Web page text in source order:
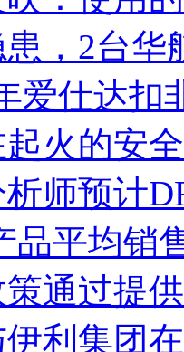
，2台华
爱仕达
火的安
师预计
品平均销
通过提
利集团